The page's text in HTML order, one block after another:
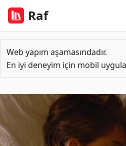
Raf
Web yapım aşamasındadır.
En iyi deneyim için mobil